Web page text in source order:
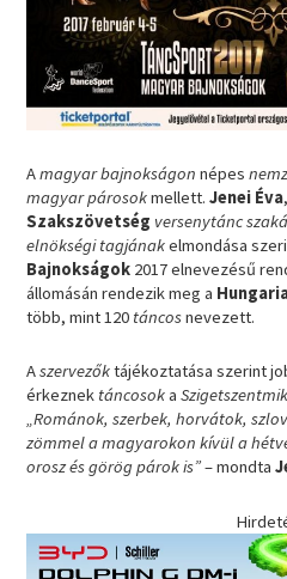
Amagyar bajnokságon népes
magyar párosokmellett. Jenei Éva
Szakszövetség versenytánc
elnökségi tagjánakelmondása
Bajnokságok 2017 elnevezésű
állomásán rendezik meg a
több, mint 120 táncosnevezett.
Aszervezőktájékoztatása szerint
érkeznek táncosoka
„Románok, szerbek, horvátok,
zömmel a magyarokon kívül a
orosz és görög párok is”– mondta